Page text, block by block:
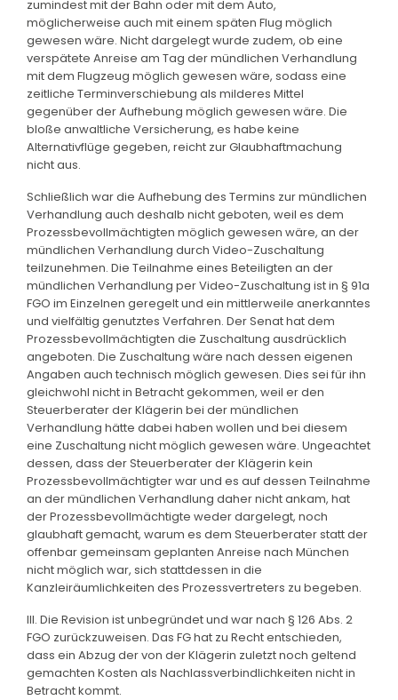
zumindest mit der Bahn oder mit dem Auto,
möglicherweise auch mit einem späten Flug möglich
gewesen wäre. Nicht dargelegt wurde zudem, ob eine
verspätete Anreise am Tag der mündlichen Verhandlung
mit dem Flugzeug möglich gewesen wäre, sodass eine
zeitliche Terminverschiebung als milderes Mittel
gegenüber der Aufhebung möglich gewesen wäre. Die
bloße anwaltliche Versicherung, es habe keine
Alternativflüge gegeben, reicht zur Glaubhaftmachung
nicht aus.
Schließlich war die Aufhebung des Termins zur mündlichen
Verhandlung auch deshalb nicht geboten, weil es dem
Prozessbevollmächtigten möglich gewesen wäre, an der
mündlichen Verhandlung durch Video-Zuschaltung
teilzunehmen. Die Teilnahme eines Beteiligten an der
mündlichen Verhandlung per Video-Zuschaltung ist in § 91a
FGO im Einzelnen geregelt und ein mittlerweile anerkanntes
und vielfältig genutztes Verfahren. Der Senat hat dem
Prozessbevollmächtigten die Zuschaltung ausdrücklich
angeboten. Die Zuschaltung wäre nach dessen eigenen
Angaben auch technisch möglich gewesen. Dies sei für ihn
gleichwohl nicht in Betracht gekommen, weil er den
Steuerberater der Klägerin bei der mündlichen
Verhandlung hätte dabei haben wollen und bei diesem
eine Zuschaltung nicht möglich gewesen wäre. Ungeachtet
dessen, dass der Steuerberater der Klägerin kein
Prozessbevollmächtigter war und es auf dessen Teilnahme
an der mündlichen Verhandlung daher nicht ankam, hat
der Prozessbevollmächtigte weder dargelegt, noch
glaubhaft gemacht, warum es dem Steuerberater statt der
offenbar gemeinsam geplanten Anreise nach München
nicht möglich war, sich stattdessen in die
Kanzleiräumlichkeiten des Prozessvertreters zu begeben.
III. Die Revision ist unbegründet und war nach § 126 Abs. 2
FGO zurückzuweisen. Das FG hat zu Recht entschieden,
dass ein Abzug der von der Klägerin zuletzt noch geltend
gemachten Kosten als Nachlassverbindlichkeiten nicht in
Betracht kommt.